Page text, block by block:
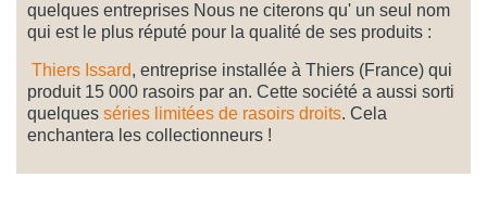
quelques entreprises Nous ne citerons qu' un seul nom
qui est le plus réputé pour la qualité de ses produits :
Thiers Issard, entreprise installée à Thiers (France) qui
produit 15 000 rasoirs par an. Cette société a aussi sorti
quelques séries limitées de rasoirs droits. Cela
enchantera les collectionneurs !